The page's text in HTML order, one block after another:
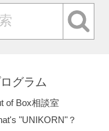
グラム
of Box相談室
"UNIKORN"？